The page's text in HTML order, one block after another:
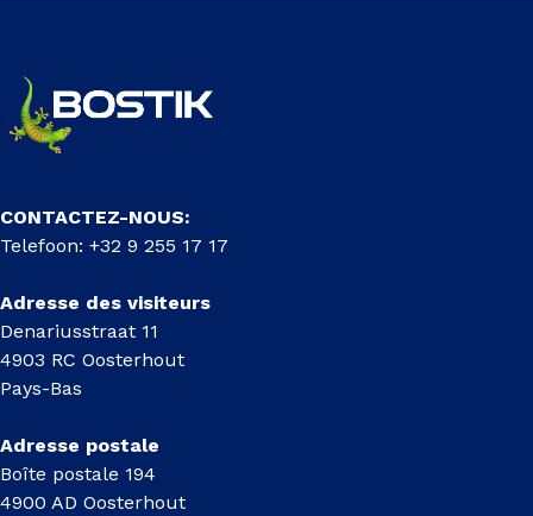
CONTACTEZ-NOUS:
Telefoon: +32 9 255 17 17
Adresse des visiteurs
Denariusstraat 11
4903 RC Oosterhout
Pays-Bas
Adresse postale
Boîte postale 194
4900 AD Oosterhout